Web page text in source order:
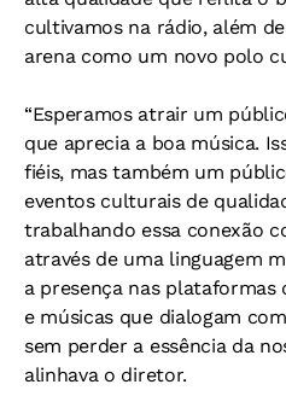
cultivamos na rádio, além
arena como um novo polo
“Esperamos atrair um
que aprecia a boa música.
fiéis, mas também um
eventos culturais de
trabalhando essa conexão
através de uma linguagem
a presença nas
e músicas que dialogam
sem perder a essência da
alinhava o diretor.